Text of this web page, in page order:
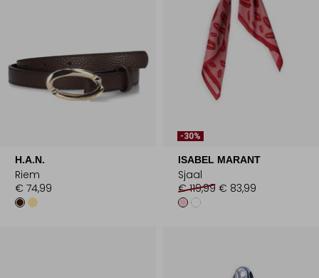
H.A.N.
Riem
€ 74,99
-30%
ISABEL MARANT
Sjaal
€ 119,99 € 83,99